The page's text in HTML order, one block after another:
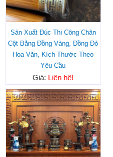
Sản Xuất Đúc Thi Công Chân
Cột Bằng Đồng Vàng, Đồng Đỏ
Hoa Văn, Kích Thước Theo
Yêu Cầu
Giá: Liên hệ!